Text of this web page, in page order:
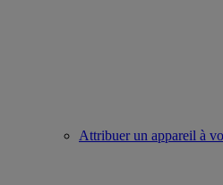
Attribuer un appareil à